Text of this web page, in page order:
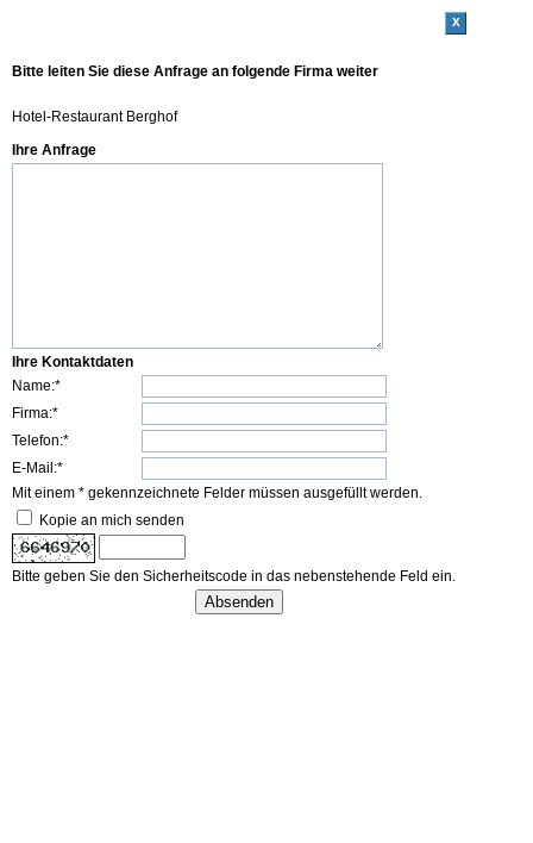
x
Bitte leiten Sie diese Anfrage an folgende Firma weiter
Hotel-Restaurant Berghof
Ihre Anfrage
Ihre Kontaktdaten
Name:*
Firma:*
Telefon:*
E-Mail:*
Mit einem * gekennzeichnete Felder müssen ausgefüllt werden.
Kopie an mich senden
Bitte geben Sie den Sicherheitscode in das nebenstehende Feld ein.